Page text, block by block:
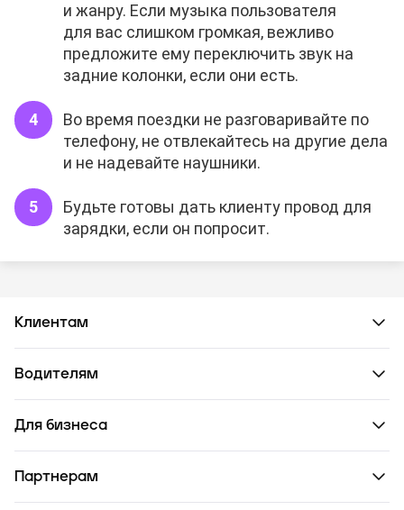
и жанру. Если музыка пользователя
для вас слишком громкая, вежливо
предложите ему переключить звук на
задние колонки, если они есть.
Во время поездки не разговаривайте по
телефону, не отвлекайтесь на другие дела
и не надевайте наушники.
Будьте готовы дать клиенту провод для
зарядки, если он попросит.
Клиентам
Водителям
Для бизнеса
Партнерам